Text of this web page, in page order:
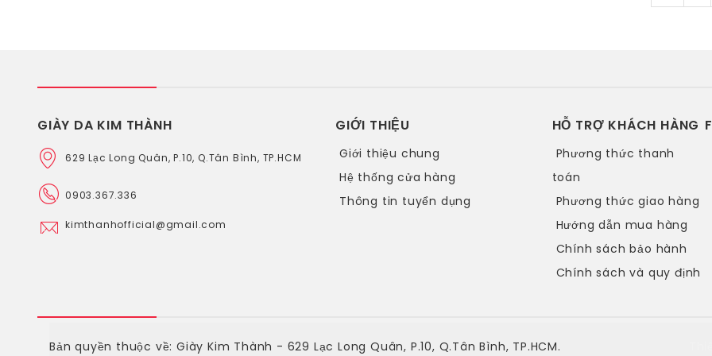
GIÀY DA KIM THÀNH
629 Lạc Long Quân, P.10, Q.Tân Bình, TP.HCM
0903.367.336
kimthanhofficial@gmail.com
GIỚI THIỆU
Giới thiệu chung
Hệ thống cửa hàng
Thông tin tuyển dụng
HỖ TRỢ KHÁCH HÀNG
Phương thức thanh
toán
Phương thức giao hàng
Hướng dẫn mua hàng
Chính sách bảo hành
Chính sách và quy định
Bản quyền thuộc về: Giày Kim Thành - 629 Lạc Long Quân, P.10, Q.Tân Bình, TP.HCM.